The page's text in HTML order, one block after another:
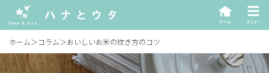
ホーム＞コラム＞おいしいお米の炊き方のコツ